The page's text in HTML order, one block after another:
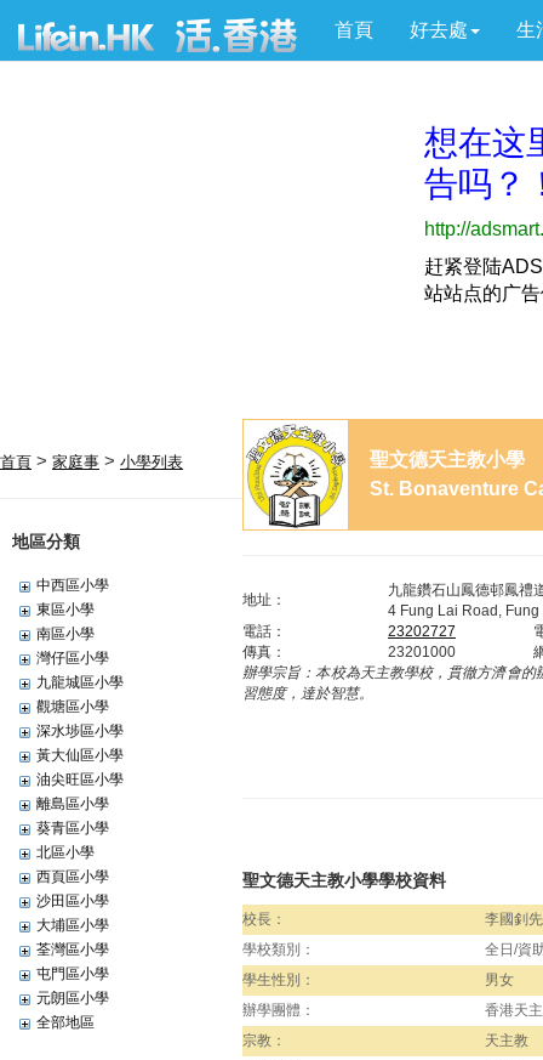
首頁 好去處 生
首頁 > 家庭事 > 小學列表
地區分類
中西區小學
東區小學
南區小學
灣仔區小學
九龍城區小學
觀塘區小學
深水埗區小學
黃大仙區小學
油尖旺區小學
離島區小學
葵青區小學
北區小學
西頁區小學
沙田區小學
大埔區小學
荃灣區小學
屯門區小學
元朗區小學
全部地區
聖文德天主教小學
St. Bonaventure
地址：
九龍鑽石山鳳德邨鳳禮
4 Fung Lai Road,
電話：
23202727
傳真：
23201000
辦學宗旨：本校為天主教學校，貫徹方濟會
習態度，達於智慧。
聖文德天主教小學學校資料
校長：
李國釗
學校類別：
全日/資
學生性別：
男女
辦學團體：
香港天
宗教：
天主教